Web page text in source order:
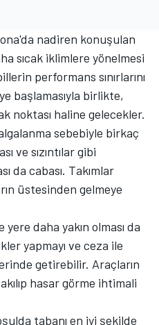
nadiren konuşulan
sıcak iklimlere yönelmesi
performans sınırlarını
başlamasıyla birlikte,
noktası haline gelecekler.
sebebiyle birkaç
ve sızıntılar gibi
da cabası. Takımlar
üstesinden gelmeye
daha yakın olması da
yapmayı ve ceza ile
getirebilir. Araçların
hasar görme ihtimali
tabanı en iyi şekilde